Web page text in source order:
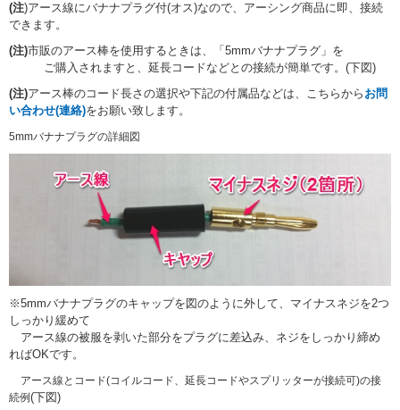
(注)アース線にバナナプラグ付(オス)なので、アーシング商品に即、接続
できます。
(注)市販のアース棒を使用するときは、「5mmバナナプラグ」を
ご購入されますと、延長コードなどとの接続が簡単です。(下図)
(注)アース棒のコード長さの選択や下記の付属品などは、こちらから お問
い合わせ(連絡)をお願い致します。
5mmバナナプラグの詳細図
※5mmバナナプラグのキャップを図のように外して、マイナスネジを2つ
しっかり緩めて
アース線の被服を剥いた部分をプラグに差込み、ネジをしっかり締め
ればOKです。
アース線とコード(コイルコード、延長コードやスプリッターが接続可)の接
続例(下図)